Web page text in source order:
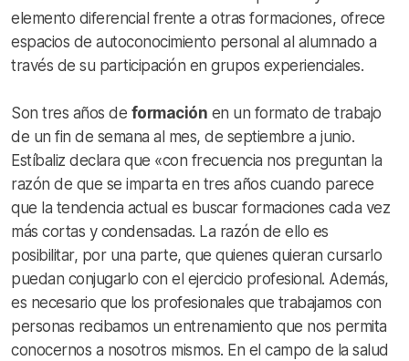
elemento diferencial frente a otras formaciones, ofrece
espacios de autoconocimiento personal al alumnado a
través de su participación en grupos experienciales.
Son tres años de formación en un formato de trabajo
de un fin de semana al mes, de septiembre a junio.
Estíbaliz declara que «con frecuencia nos preguntan la
razón de que se imparta en tres años cuando parece
que la tendencia actual es buscar formaciones cada vez
más cortas y condensadas. La razón de ello es
posibilitar, por una parte, que quienes quieran cursarlo
puedan conjugarlo con el ejercicio profesional. Además,
es necesario que los profesionales que trabajamos con
personas recibamos un entrenamiento que nos permita
conocernos a nosotros mismos. En el campo de la salud